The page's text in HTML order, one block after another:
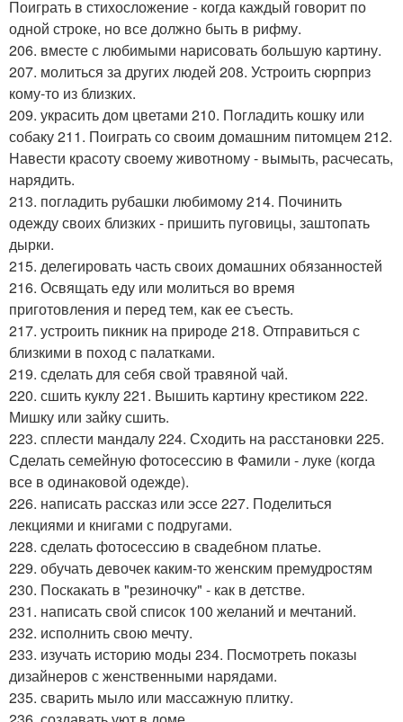
Поиграть в стихосложение - когда каждый говорит по
одной строке, но все должно быть в рифму.
206. вместе с любимыми нарисовать большую картину.
207. молиться за других людей 208. Устроить сюрприз
кому-то из близких.
209. украсить дом цветами 210. Погладить кошку или
собаку 211. Поиграть со своим домашним питомцем 212.
Навести красоту своему животному - вымыть, расчесать,
нарядить.
213. погладить рубашки любимому 214. Починить
одежду своих близких - пришить пуговицы, заштопать
дырки.
215. делегировать часть своих домашних обязанностей
216. Освящать еду или молиться во время
приготовления и перед тем, как ее съесть.
217. устроить пикник на природе 218. Отправиться с
близкими в поход с палатками.
219. сделать для себя свой травяной чай.
220. сшить куклу 221. Вышить картину крестиком 222.
Мишку или зайку сшить.
223. сплести мандалу 224. Сходить на расстановки 225.
Сделать семейную фотосессию в Фамили - луке (когда
все в одинаковой одежде).
226. написать рассказ или эссе 227. Поделиться
лекциями и книгами с подругами.
228. сделать фотосессию в свадебном платье.
229. обучать девочек каким-то женским премудростям
230. Поскакать в "резиночку" - как в детстве.
231. написать свой список 100 желаний и мечтаний.
232. исполнить свою мечту.
233. изучать историю моды 234. Посмотреть показы
дизайнеров с женственными нарядами.
235. сварить мыло или массажную плитку.